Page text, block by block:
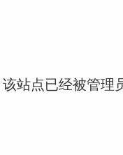
站点已经被管理